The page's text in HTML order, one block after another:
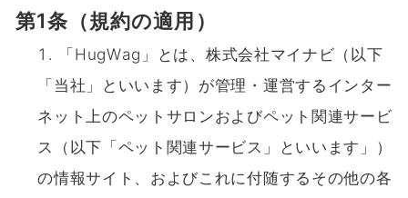
第1条（規約の適用）
「HugWag」とは、株式会社マイナビ（以下
「当社」といいます）が管理・運営するインター
ネット上のペットサロンおよびペット関連サービ
ス（以下「ペット関連サービス」といいます」）
の情報サイト、およびこれに付随するその他の各